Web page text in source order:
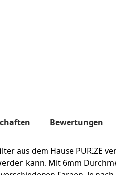
Bewertungen
aus dem Hause PURIZE
kann. Mit 6mm